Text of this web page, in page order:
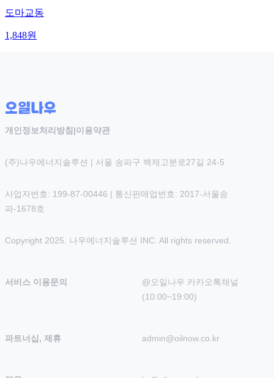
도마교동
1,848원
개인정보처리방침 |이용약관
(주)나우에너지솔루션 | 서울 송파구 백제고분로27길 24-5
사업자번호: 199-87-00446 | 통신판매업번호: 2017-서울송
파-1678호
Copyright 2025. 나우에너지솔루션 INC. All rights reserved.
서비스 이용문의
@오일나우 카카오톡채널
(10:00~19:00)
파트너십, 제휴 admin@oilnow.co.kr